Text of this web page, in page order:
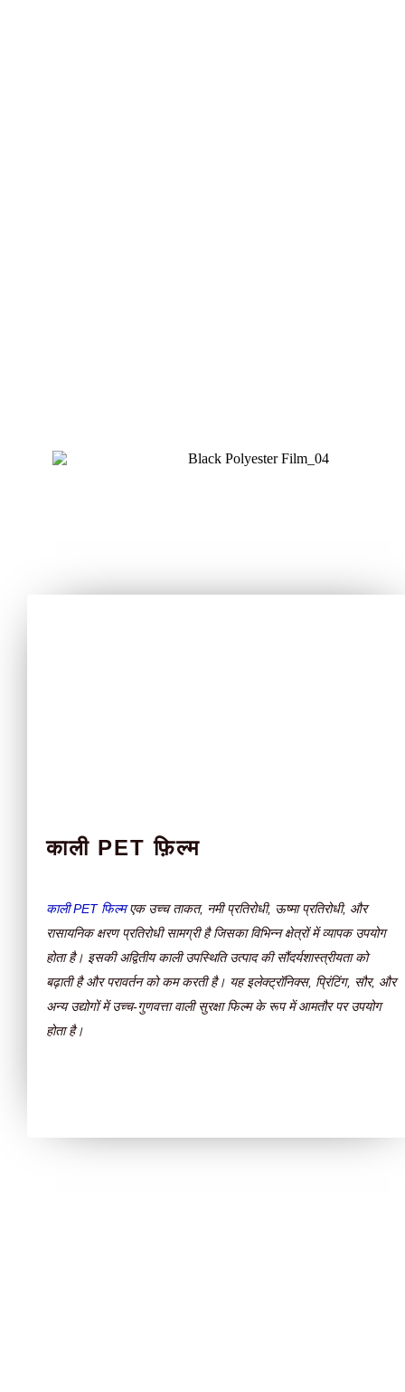
काली PET फ़िल्म
काली PET फिल्मएक उच्च ताकत, नमी प्रतिरोधी, ऊष्मा प्रतिरोधी, और
रासायनिक क्षरण प्रतिरोधी सामग्री है जिसका विभिन्न क्षेत्रों में व्यापक उपयोग
होता है। इसकी अद्वितीय काली उपस्थिति उत्पाद की सौंदर्यशास्त्रीयता को
बढ़ाती है और परावर्तन को कम करती है। यह इलेक्ट्रॉनिक्स, प्रिंटिंग, सौर, और
अन्य उद्योगों में उच्च-गुणवत्ता वाली सुरक्षा फिल्म के रूप में आमतौर पर उपयोग
होता है।